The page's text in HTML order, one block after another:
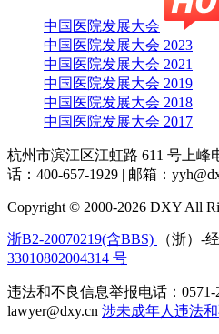
中国医院发展大会
中国医院发展大会 2023
中国医院发展大会 2021
中国医院发展大会 2019
中国医院发展大会 2018
中国医院发展大会 2017
杭州市滨江区江虹路 611 号上峰
话：400-657-1929 | 邮箱：
Copyright © 2000-2026 DXY All
浙B2-20070219(含BBS) （浙）-
33010802004314 号
违法和不良信息举报电话：0571-
lawyer@dxy.cn 涉未成年人违法